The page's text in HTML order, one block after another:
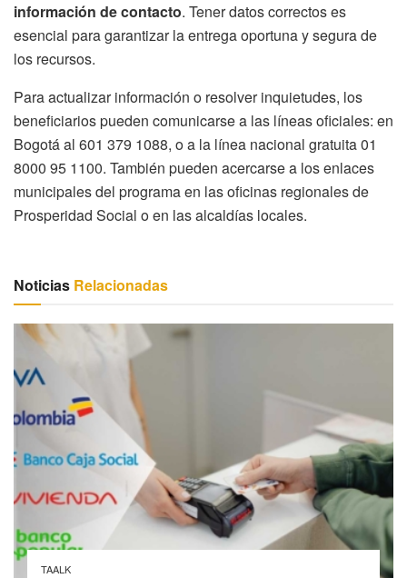
información de contacto. Tener datos correctos es
esencial para garantizar la entrega oportuna y segura de
los recursos.
Para actualizar información o resolver inquietudes, los
beneficiarios pueden comunicarse a las líneas oficiales: en
Bogotá al 601 379 1088, o a la línea nacional gratuita 01
8000 95 1100. También pueden acercarse a los enlaces
municipales del programa en las oficinas regionales de
Prosperidad Social o en las alcaldías locales.
Noticias Relacionadas
TAALK